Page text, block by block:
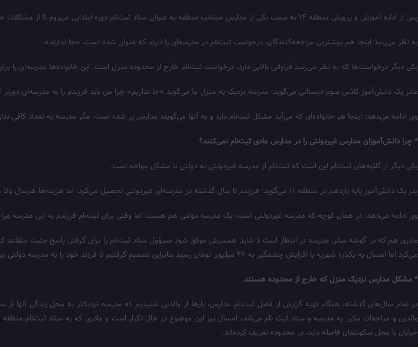
پس از اداره آموزش و پرورش منطقه ۱۴ به سمت یکی از مدارس منتخب منطقه به عنوان ستاد ثبت‌نام دوره ابتدایی می‌روم تا از مشکلات خانواده‌ها بیشتر مطلع شوم.
به نظر می‌رسد اینجا هم بیشترین مراجعه‌کنندگان، درخواست ثبت‌نام در مدرسه‌ای را دارند که عنوان شده است، «جا ندارند».
یکی دیگر درخواست‌ها که به نظر می‌رسد فراوانی بالایی دارد، درخواست ثبت‌نام خارج از محدوده منزل است. این خانواده‌ها مدرسه‌ای را
مادر یک دانش‌آموز کلاس سوم دبستانی می‌گوید: مدرسه نزدیک به منزل ما می‌گوید «جا نداریم» چرا من باید فرزندم را به مدرسه‌ای دورتر
وی ادامه می‌دهد: اینجا هر خانواده‌ای که می‌آید مشکل ثبت‌نام دارد و به آنها می‌گویند مدارس پر شده است. مگر مدرسه به تعداد کافی
* چرا دانش‌آموزان مدارس غیردولتی را در مدارس عادی ثبت‌نام نمی‌کنند؟
یکی دیگر از گلایه‌های ثبت‌نام این است که ثبت‌نام از مدرسه غیردولتی به دولتی با مشکل مواجه است.
پدر یک دانش‌آموز پایه یازدهم در منطقه ۱۱ می‌گوید: فرزندم تا سال گذشته در مدرسه‌ای غیردولتی تحصیل می‌کرد، اما هزینه‌ها هرسال بالا می‌رود و بنده دیگر توان پرداخت هزینه‌ها را ندارم.
وی ادامه می‌‌دهد: در همان کوچه که مدرسه غیردولتی است، یک مدرسه دولتی هم هست. اما وقتی برای ثبت‌نام فرزندم به این مدرسه
می‌کرد اما امسال به یکباره شهریه با افزایش چشمگیر به ۴۶ میلیون تومان رسید بنابراین تصمیم گرفتیم تا فرزند خود را به مدرسه دولتی بیاوریم اما مدارس دولتی می‌گویند: ظرفیت خالی نداریم.
* مشکل مدارس نزدیک منزل که خارج از محدوده هستند
در تمام سال‌های گذشته، هنگام تهیه گزارش از فصل ثبت‌نام مدارس، بارها از والدین شنیدیم که مدرسه نزدیکتر به محل زندگی
خیابان با محل سکونتمان فاصله دارد، در محدوده تعریف کرده‌اند.